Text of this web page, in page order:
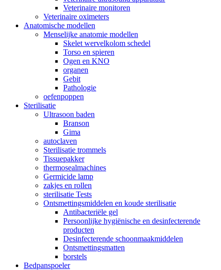
Veterinaire monitoren
Veterinaire oximeters
Anatomische modellen
Menselijke anatomie modellen
Skelet wervelkolom schedel
Torso en spieren
Ogen en KNO
organen
Gebit
Pathologie
oefenpoppen
Sterilisatie
Ultrasoon baden
Branson
Gima
autoclaven
Sterilisatie trommels
Tissuepakker
thermosealmachines
Germicide lamp
zakjes en rollen
sterilisatie Tests
Ontsmettingsmiddelen en koude sterilisatie
Antibacteriële gel
Persoonlijke hygiënische en desinfecterende
producten
Desinfecterende schoonmaakmiddelen
Ontsmettingsmatten
borstels
Bedpanspoeler